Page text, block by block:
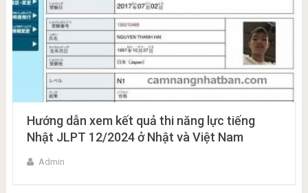
Hướng dẫn xem kết quả thi năng lực tiếng
Nhật JLPT 12/2024 ở Nhật và Việt Nam
Admin